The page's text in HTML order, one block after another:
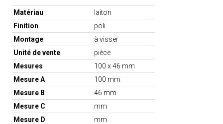
Matériau
laiton
Finition
poli
Montage
à visser
Unité de vente
pièce
Mesures
100 x 46 mm
Mesure A
100 mm
Mesure B
46 mm
Mesure C
mm
Mesure D
mm